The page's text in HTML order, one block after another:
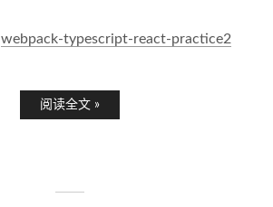
webpack-typescript-react-practice2
阅读全文 »